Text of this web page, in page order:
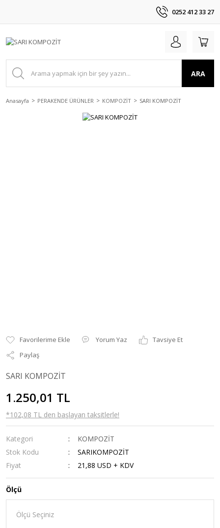
0252 412 33 27
ARA
Anasayfa PERAKENDE ÜRÜNLER KOMPOZİT SARI KOMPOZİT
Yorum Yaz
Tavsiye Et
Paylaş
SARI KOMPOZİT
1.250,01 TL
*102,08 TL den başlayan taksitlerle!
Kategori
KOMPOZİT
Stok Kodu
SARIKOMPOZİT
Fiyat
21,88 USD + KDV
Ölçü